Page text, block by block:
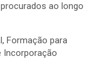
ao longo
Formação para
Incorporação